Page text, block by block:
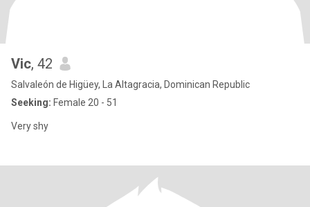
Vic, 42
Salvaleón de Higüey, La Altagracia, Dominican Republic
Seeking: Female 20 - 51
Very shy